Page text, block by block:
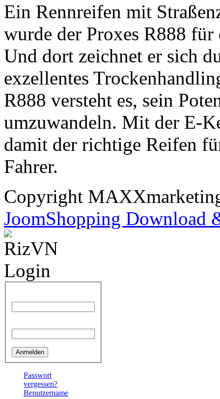
Ein Rennreifen mit
wurde der Proxes R888 für
Und dort zeichnet er sich
exzellentes
R888 versteht es, sein
umzuwandeln. Mit der E-
damit der richtige Reifen
Fahrer.
Copyright
JoomShopping Download
Passwort
vergessen?
Benutzername